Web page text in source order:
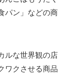
パン」などの商
ルな世界観の店
ワクさせる商品